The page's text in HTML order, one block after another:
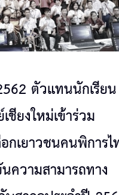
ตัวแทนนักเรียน
ชียงใหม่เข้าร่วม
กเยาวชนคนพิการ
ความสามารถทาง